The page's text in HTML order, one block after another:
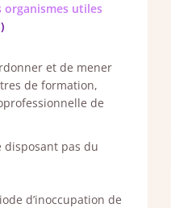
organismes utiles
et de mener
de formation,
de
disposant pas du
d’inoccupation de